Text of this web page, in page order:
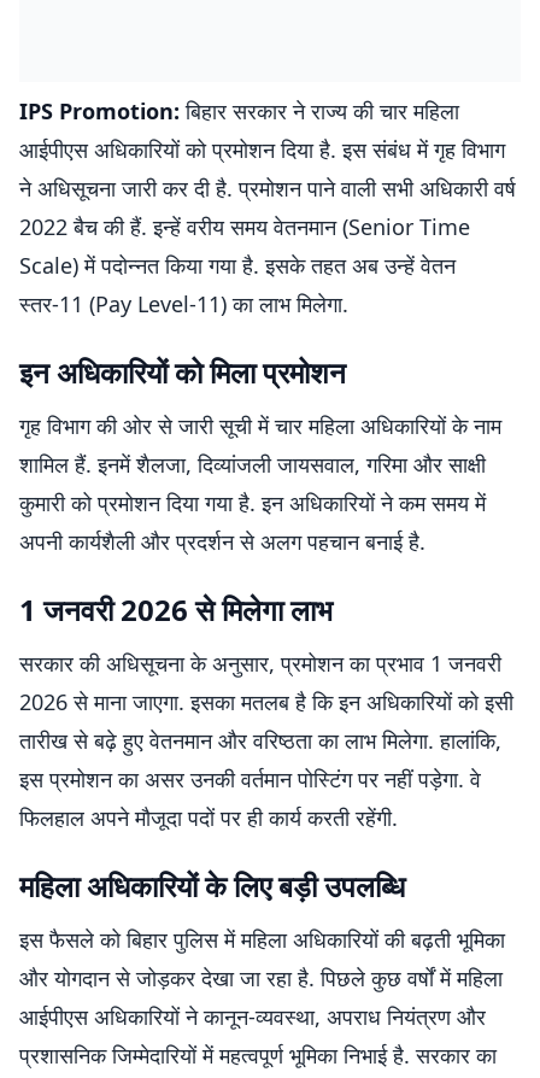
IPS Promotion: बिहार सरकार ने राज्य की चार महिला
आईपीएस अधिकारियों को प्रमोशन दिया है. इस संबंध में गृह विभाग
ने अधिसूचना जारी कर दी है. प्रमोशन पाने वाली सभी अधिकारी वर्ष
2022 बैच की हैं. इन्हें वरीय समय वेतनमान (Senior Time
Scale) में पदोन्नत किया गया है. इसके तहत अब उन्हें वेतन
स्तर-11 (Pay Level-11) का लाभ मिलेगा.
इन अधिकारियों को मिला प्रमोशन
गृह विभाग की ओर से जारी सूची में चार महिला अधिकारियों के नाम
शामिल हैं. इनमें शैलजा, दिव्यांजली जायसवाल, गरिमा और साक्षी
कुमारी को प्रमोशन दिया गया है. इन अधिकारियों ने कम समय में
अपनी कार्यशैली और प्रदर्शन से अलग पहचान बनाई है.
1 जनवरी 2026 से मिलेगा लाभ
सरकार की अधिसूचना के अनुसार, प्रमोशन का प्रभाव 1 जनवरी
2026 से माना जाएगा. इसका मतलब है कि इन अधिकारियों को इसी
तारीख से बढ़े हुए वेतनमान और वरिष्ठता का लाभ मिलेगा. हालांकि,
इस प्रमोशन का असर उनकी वर्तमान पोस्टिंग पर नहीं पड़ेगा. वे
फिलहाल अपने मौजूदा पदों पर ही कार्य करती रहेंगी.
महिला अधिकारियों के लिए बड़ी उपलब्धि
इस फैसले को बिहार पुलिस में महिला अधिकारियों की बढ़ती भूमिका
और योगदान से जोड़कर देखा जा रहा है. पिछले कुछ वर्षों में महिला
आईपीएस अधिकारियों ने कानून-व्यवस्था, अपराध नियंत्रण और
प्रशासनिक जिम्मेदारियों में महत्वपूर्ण भूमिका निभाई है. सरकार का